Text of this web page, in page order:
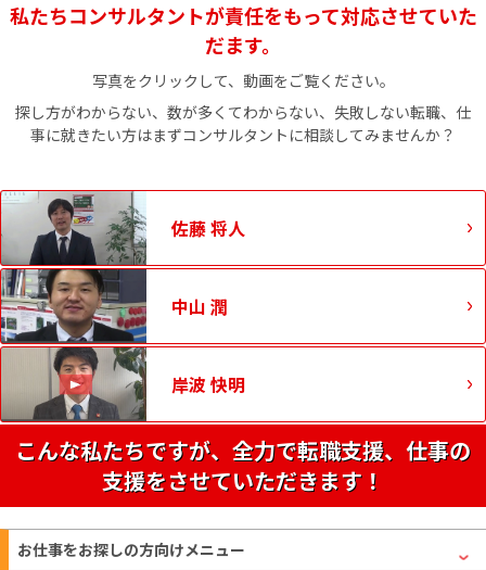
私たちコンサルタントが責任をもって対応させていた
だます。
写真をクリックして、動画をご覧ください。
探し方がわからない、数が多くてわからない、失敗しない転職、仕
事に就きたい方はまずコンサルタントに相談してみませんか？
佐藤 将人
中山 潤
岸波 快明
こんな私たちですが、全力で転職支援、仕事の
支援をさせていただきます！
お仕事をお探しの方向けメニュー